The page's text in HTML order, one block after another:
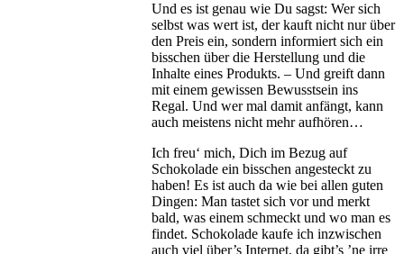
Und es ist genau wie Du sagst: Wer sich
selbst was wert ist, der kauft nicht nur über
den Preis ein, sondern informiert sich ein
bisschen über die Herstellung und die
Inhalte eines Produkts. – Und greift dann
mit einem gewissen Bewusstsein ins
Regal. Und wer mal damit anfängt, kann
auch meistens nicht mehr aufhören…
Ich freu‘ mich, Dich im Bezug auf
Schokolade ein bisschen angesteckt zu
haben! Es ist auch da wie bei allen guten
Dingen: Man tastet sich vor und merkt
bald, was einem schmeckt und wo man es
findet. Schokolade kaufe ich inzwischen
auch viel über’s Internet, da gibt’s ’ne irre